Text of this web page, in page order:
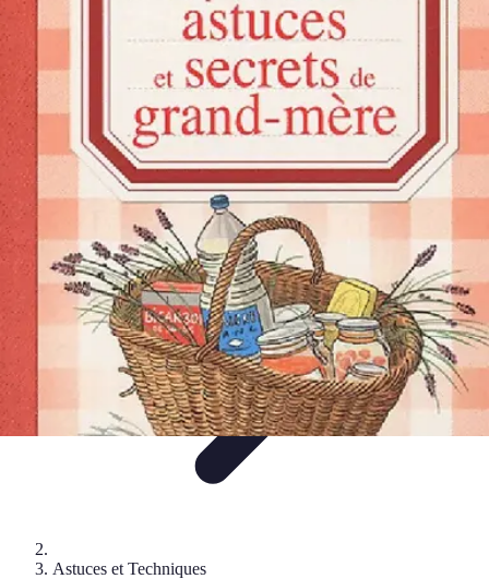
Astuces Rubik Cube
Astuces et TechniquesTechniques de SpeedcubingAstuces et
Techniques et Astuces
Astuces Rubik Cube
Astuces et Techniques